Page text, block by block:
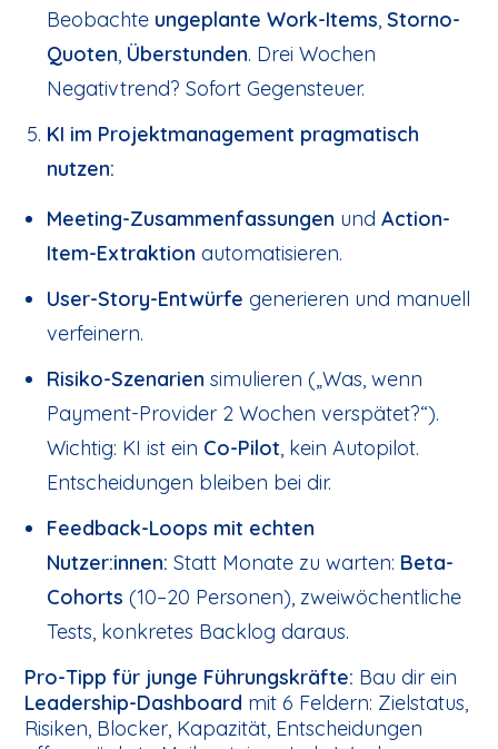
Beobachte ungeplante Work-Items, Storno-
Quoten, Überstunden. Drei Wochen
Negativtrend? Sofort Gegensteuer.
KI im Projektmanagement pragmatisch
nutzen:
Meeting-Zusammenfassungen und Action-
Item-Extraktion automatisieren.
User-Story-Entwürfe generieren und manuell
verfeinern.
Risiko-Szenarien simulieren („Was, wenn
Payment-Provider 2 Wochen verspätet?“).
Wichtig: KI ist ein Co-Pilot, kein Autopilot.
Entscheidungen bleiben bei dir.
Feedback-Loops mit echten
Nutzer:innen: Statt Monate zu warten: Beta-
Cohorts (10–20 Personen), zweiwöchentliche
Tests, konkretes Backlog daraus.
Pro-Tipp für junge Führungskräfte: Bau dir ein
Leadership-Dashboard mit 6 Feldern: Zielstatus,
Risiken, Blocker, Kapazität, Entscheidungen